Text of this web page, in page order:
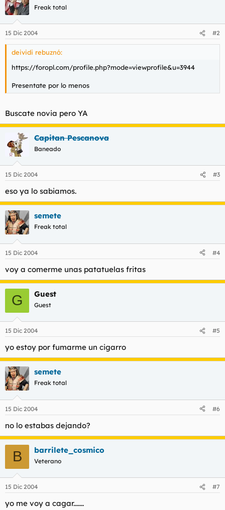
Freak total
15 Dic 2004 #2
deividi rebuznó:
https://foropl.com/profile.php?mode=viewprofile&u=3944
Presentate por lo menos
Buscate novia pero YA
Capitan Pescanova
Baneado
15 Dic 2004 #3
eso ya lo sabiamos.
semete
Freak total
15 Dic 2004 #4
voy a comerme unas patatuelas fritas
G Guest
Guest
15 Dic 2004 #5
yo estoy por fumarme un cigarro
semete
Freak total
15 Dic 2004 #6
no lo estabas dejando?
B barrilete_cosmico
Veterano
15 Dic 2004 #7
yo me voy a cagar.......